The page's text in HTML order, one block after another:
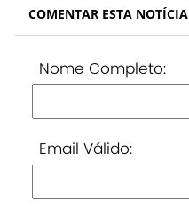
COMENTAR ESTA NOTÍCIA
Nome Completo:
Email Válido: